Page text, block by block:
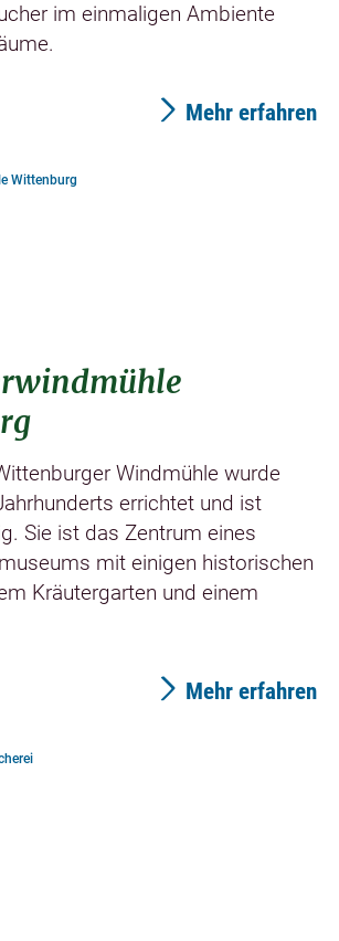
im einmaligen Ambiente
Mehr erfahren
Windmühle wurde
errichtet und ist
Sie ist das Zentrum eines
mit einigen historischen
Kräutergarten und einem
Mehr erfahren